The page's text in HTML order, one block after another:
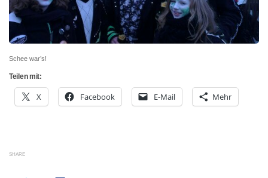
Schee war’s!
Teilen mit:
X Facebook E-Mail Mehr
SHARE